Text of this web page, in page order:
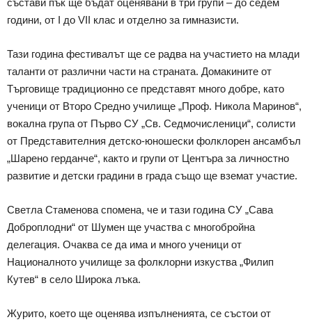
години, от I до VII клас и отделно за гимназисти.
Тази година фестивалът ще се радва на участието на млади
таланти от различни части на страната. Домакините от
Търговище традиционно се представят много добре, като
ученици от Второ Средно училище „Проф. Никола Маринов“,
вокална група от Първо СУ „Св. Седмочисленици“, солисти
от Представителния детско-юношески фолклорен ансамбъл
„Шарено герданче“, както и групи от Центъра за личностно
развитие и детски градини в града също ще вземат участие.
Светла Стаменова спомена, че и тази година СУ „Сава
Доброплодни“ от Шумен ще участва с многобройна
делегация. Очаква се да има и много ученици от
Националното училище за фолклорни изкуства „Филип
Кутев“ в село Широка лъка.
Журито, което ще оценява изпълненията, се състои от